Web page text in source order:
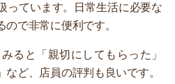
っています。日常生活に必要な
で非常に便利です。
ると「親切にしてもらった」
など、店員の評判も良いです。